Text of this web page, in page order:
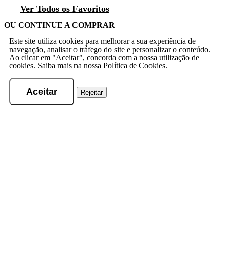
Ver Todos os Favoritos
OU CONTINUE A COMPRAR
Este site utiliza cookies para melhorar a sua experiência de
navegação, analisar o tráfego do site e personalizar o conteúdo.
Ao clicar em "Aceitar", concorda com a nossa utilização de
cookies. Saiba mais na nossa Política de Cookies.
Aceitar Rejeitar